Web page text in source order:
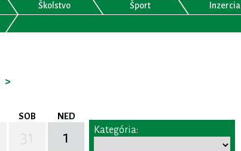
Školstvo Šport Inzercia
>
SOB NED
1
Kategória: